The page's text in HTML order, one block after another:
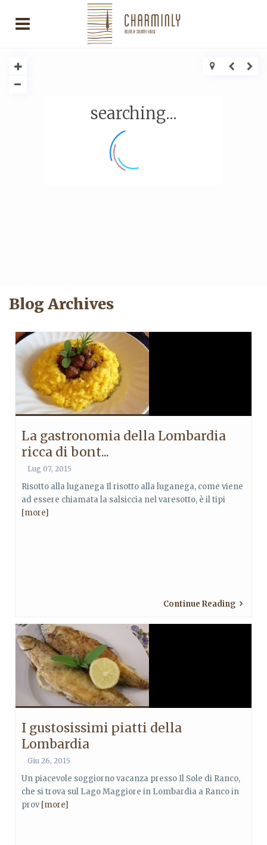
searching...
Blog Archives
La gastronomia della Lombardia
ricca di bont...
Lug 07, 2015
Risotto alla luganega Il risotto alla luganega, come viene
ad essere chiamata la salsiccia nel varesotto, è il tipi
[more]
Continue Reading
I gustosissimi piatti della
Lombardia
Giu 26, 2015
Un piacevole soggiorno vacanza presso Il Sole di Ranco,
che si trova sul Lago Maggiore in Lombardia a Ranco in
prov[more]